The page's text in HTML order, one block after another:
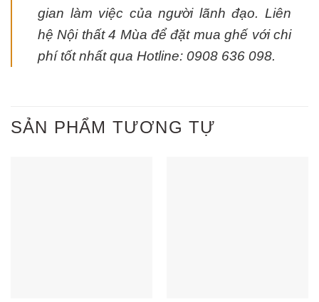
gian làm việc của người lãnh đạo. Liên
hệ Nội thất 4 Mùa để đặt mua ghế với chi
phí tốt nhất qua Hotline: 0908 636 098.
SẢN PHẨM TƯƠNG TỰ